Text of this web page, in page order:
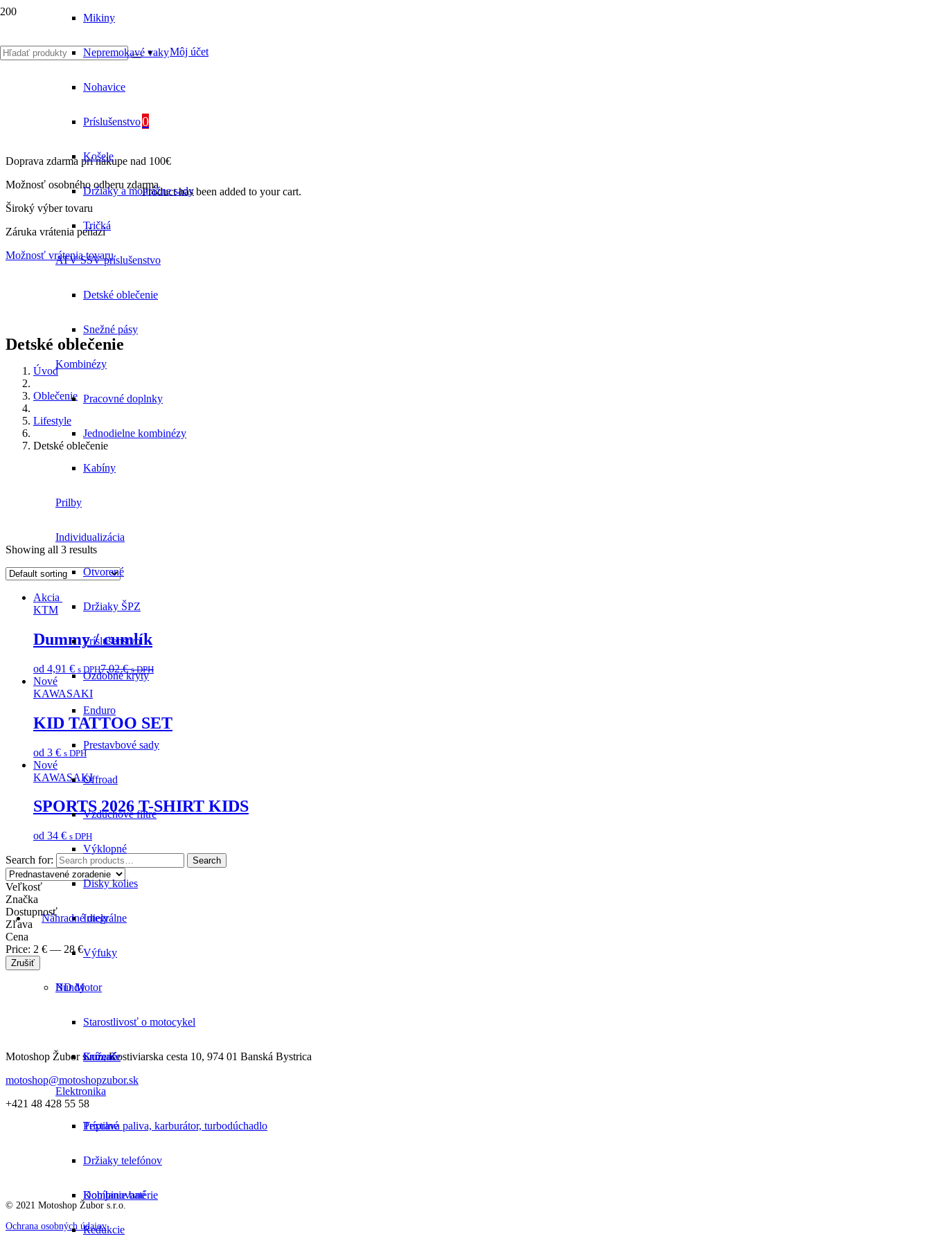
Môj účet
0
Producthas been added to your cart.
Mikiny
Nohavice
Košele
Tričká
Detské oblečenie
Kombinézy
Jednodielne kombinézy
Prilby
Otvorené
Príslušenstvo
Enduro
Offroad
Výklopné
Integrálne
Bundy
Kožené
Textilné
Kombinované
Nepremokavé vaky
Príslušenstvo
Držiaky a montážne sady
ATV SSV príslušenstvo
Snežné pásy
Pracovné doplnky
Kabíny
Individualizácia
Držiaky ŠPZ
Ozdobné kryty
Prestavbové sady
Vzduchové filtre
Disky kolies
Výfuky
Starostlivosť o motocykel
Elektronika
Držiaky telefónov
Redukcie
Náhradné diely
ND Motor
Snímače
Príprava paliva, karburátor, turbodúchadlo
Dobíjanie batérie
Doprava zdarma pri nákupe nad 100€
Možnosť osobného odberu zdarma
Široký výber tovaru
Záruka vrátenia peňazí
Možnosť vrátenia tovaru
Detské oblečenie
Úvod
Oblečenie
Lifestyle
Detské oblečenie
Showing all 3 results
Akcia
KTM
Dummy / cumlík
od 4,91 € s DPH7,02€ s DPH
Nové
KAWASAKI
KID TATTOO SET
od 3 € s DPH
Nové
KAWASAKI
SPORTS 2026 T-SHIRT KIDS
od 34 € s DPH
Search for: Search
Veľkosť
Značka
Dostupnosť
Zľava
Cena
Price: 2 € — 28 €
Zrušiť
Motoshop Žubor s.r.o., Kostiviarska cesta 10, 974 01 Banská Bystrica
motoshop@motoshopzubor.sk
+421 48 428 55 58
© 2021 Motoshop Žubor s.r.o.
Ochrana osobných údajov